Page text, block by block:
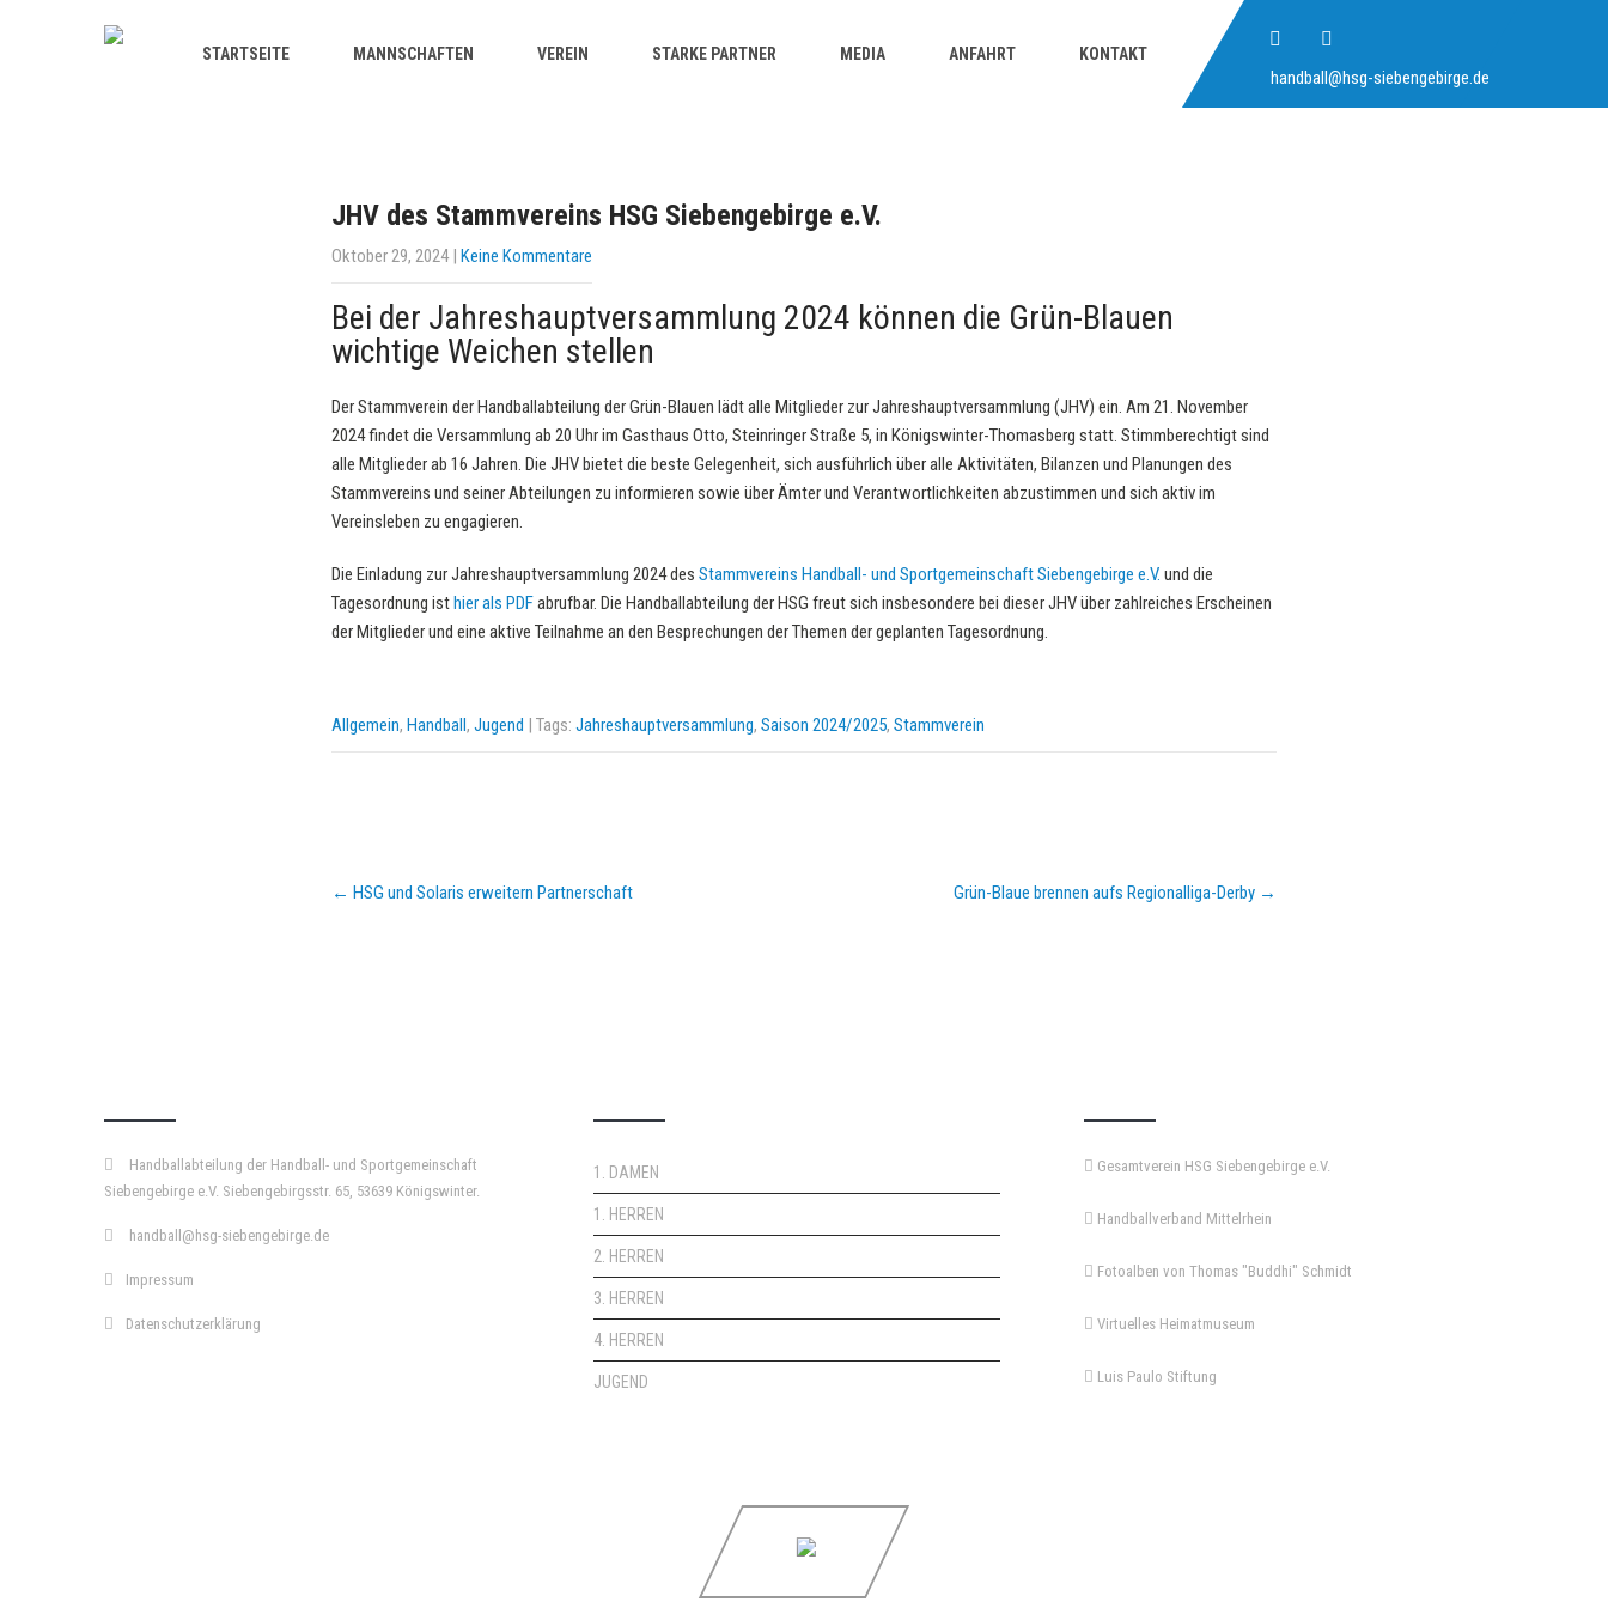
handball@hsg-siebengebirge.de
STARTSEITE MANNSCHAFTEN VEREIN STARKE PARTNER MEDIA ANFAHRT KONTAKT
JHV des Stammvereins HSG Siebengebirge e.V.
Oktober 29, 2024| Keine Kommentare
Bei der Jahreshauptversammlung 2024 können die Grün-Blauen
wichtige Weichen stellen
Der Stammverein der Handballabteilung der Grün-Blauen lädt alle Mitglieder zur Jahreshauptversammlung (JHV) ein. Am 21. November
2024 findet die Versammlung ab 20 Uhr im Gasthaus Otto, Steinringer Straße 5, in Königswinter-Thomasberg statt. Stimmberechtigt sind
alle Mitglieder ab 16 Jahren. Die JHV bietet die beste Gelegenheit, sich ausführlich über alle Aktivitäten, Bilanzen und Planungen des
Stammvereins und seiner Abteilungen zu informieren sowie über Ämter und Verantwortlichkeiten abzustimmen und sich aktiv im
Vereinsleben zu engagieren.
Die Einladung zur Jahreshauptversammlung 2024 des Stammvereins Handball- und Sportgemeinschaft Siebengebirge e.V. und die
Tagesordnung isthier als PDFabrufbar. Die Handballabteilung der HSG freut sich insbesondere bei dieser JHV über zahlreiches Erscheinen
der Mitglieder und eine aktive Teilnahme an den Besprechungen der Themen der geplanten Tagesordnung.
Allgemein, Handball, Jugend | Tags: Jahreshauptversammlung, Saison 2024/2025, Stammverein
Post
navigation
← HSG und Solaris erweitern Partnerschaft Grün-Blaue brennen aufs Regionalliga-Derby →
Handballabteilung der Handball- und Sportgemeinschaft
Siebengebirge e.V. Siebengebirgsstr. 65, 53639 Königswinter.
handball@hsg-siebengebirge.de
Impressum
Datenschutzerklärung
1. DAMEN
1. HERREN
2. HERREN
3. HERREN
4. HERREN
JUGEND
Gesamtverein HSG Siebengebirge e.V.
Handballverband Mittelrhein
Fotoalben von Thomas "Buddhi" Schmidt
Virtuelles Heimatmuseum
Luis Paulo Stiftung